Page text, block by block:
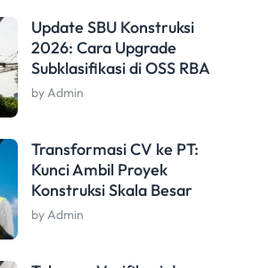
Update SBU Konstruksi
2026: Cara Upgrade
Subklasifikasi di OSS RBA
by Admin
Transformasi CV ke PT:
Kunci Ambil Proyek
Konstruksi Skala Besar
by Admin